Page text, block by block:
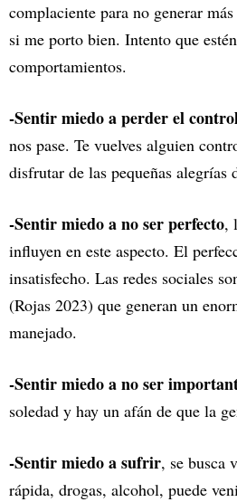
complaciente para no generar
si me porto bien. Intento que
comportamientos.
-Sentir miedo a perder el
nos pase. Te vuelves alguien
disfrutar de las pequeñas alegrías
-Sentir miedo a no ser perfecto,
influyen en este aspecto. El
insatisfecho. Las redes sociales
(Rojas 2023) que generan un
manejado.
-Sentir miedo a no ser
soledad y hay un afán de que la
-Sentir miedo a sufrir, se busca
rápida, drogas, alcohol, puede